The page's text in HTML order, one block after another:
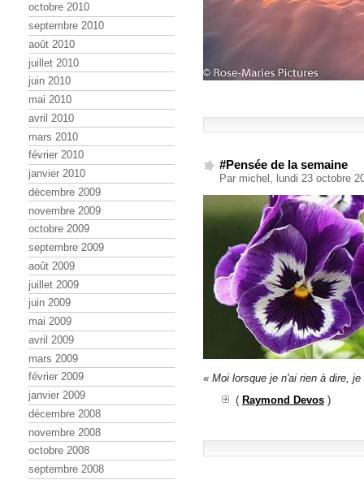
#Pensée de la semaine
Par michel, lundi 23 octobre
« Moi lorsque je n'ai rien à dire,
( Raymond Devos )
octobre 2010
septembre 2010
août 2010
juillet 2010
juin 2010
mai 2010
avril 2010
mars 2010
février 2010
janvier 2010
décembre 2009
novembre 2009
octobre 2009
septembre 2009
août 2009
juillet 2009
juin 2009
mai 2009
avril 2009
mars 2009
février 2009
janvier 2009
décembre 2008
novembre 2008
octobre 2008
septembre 2008